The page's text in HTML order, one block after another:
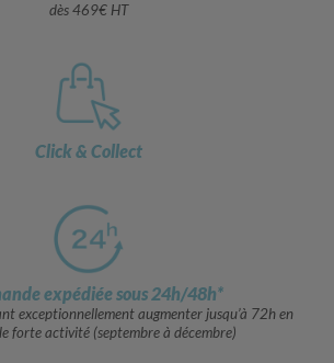
dès 469€ HT
Click & Collect
expédiée sous 24h/48h*
exceptionnellement augmenter jusqu’à 72h en
forte activité (septembre à décembre)